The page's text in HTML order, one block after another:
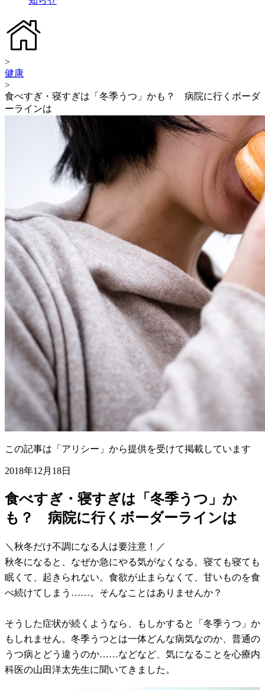
>
健康
>
食べすぎ・寝すぎは「冬季うつ」かも？ 病院に行くボーダ
ーラインは
この記事は「アリシー」から提供を受けて掲載しています
2018年12月18日
食べすぎ・寝すぎは「冬季うつ」か
も？ 病院に行くボーダーラインは
＼秋冬だけ不調になる人は要注意！／
秋冬になると、なぜか急にやる気がなくなる。寝ても寝ても
眠くて、起きられない。食欲が止まらなくて、甘いものを食
べ続けてしまう……。そんなことはありませんか？
そうした症状が続くようなら、もしかすると「冬季うつ」か
もしれません。冬季うつとは一体どんな病気なのか、普通の
うつ病とどう違うのか……などなど、気になることを心療内
科医の山田洋太先生に聞いてきました。